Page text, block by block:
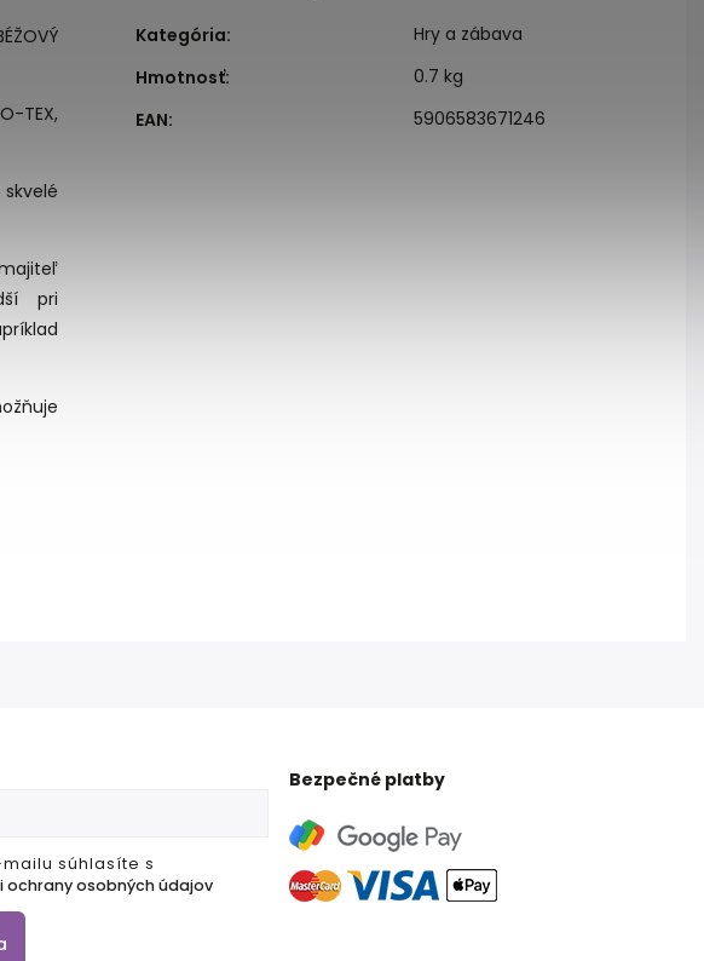
TEX,
pri
Kategória:
Hry a zábava
Hmotnosť:
0.7 kg
EAN: 5906583671246
súhlasíte s
ochrany osobných údajov
Bezpečné platby